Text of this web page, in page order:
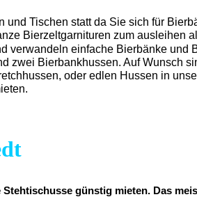
und Tischen statt da Sie sich für
Bierzeltgarnituren zum ausleihen
verwandeln einfache Bierbänke und
zwei Bierbankhussen. Auf Wunsch
oder edlen Hussen in
günstig mieten. Das